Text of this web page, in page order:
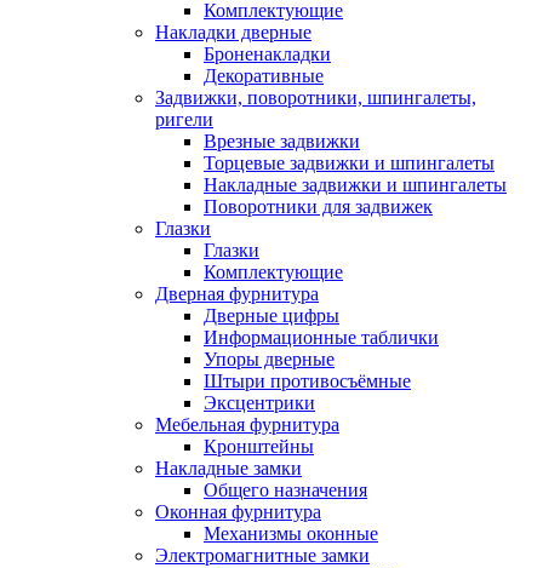
Комплектующие
Накладки дверные
Броненакладки
Декоративные
Задвижки, поворотники, шпингалеты,
ригели
Врезные задвижки
Торцевые задвижки и шпингалеты
Накладные задвижки и шпингалеты
Поворотники для задвижек
Глазки
Глазки
Комплектующие
Дверная фурнитура
Дверные цифры
Информационные таблички
Упоры дверные
Штыри противосъёмные
Эксцентрики
Мебельная фурнитура
Кронштейны
Накладные замки
Общего назначения
Оконная фурнитура
Механизмы оконные
Электромагнитные замки